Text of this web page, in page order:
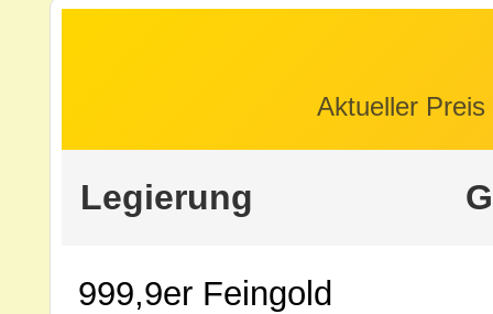
Aktueller
Legierung
999,9er Feingold